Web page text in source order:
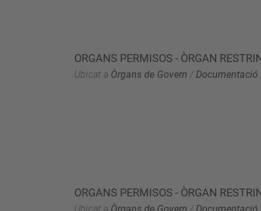
ORGANS PERMISOS - ÒRGAN
Ubicat a Òrgans de Govern / Documentació
ORGANS PERMISOS - ÒRGAN